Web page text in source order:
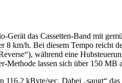
das Cassetten-Band mit
km/h. Bei diesem Tempo reicht
während eine
lassen sich über 150
kByte/sec. Dabei „saugt“